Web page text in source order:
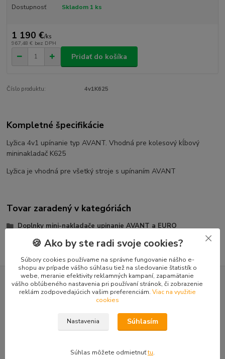
Dostupnosť Skladom 1 ks
1 190 €/ks
967,48 € bez DPH
Pridať do košíka
Číslo produktu: 4v1K625
Kompletné špecifikácie
Lyžica 4v1 upínanie typ AVANT. Vhodná pre kolesový kĺbový
mininakladač K625
Lyžica je vhodná pre všetký stroje s upínaním AVANT
Tovar zaradený v kategóriách
Doplnky mini-nakladače upinanie AVANT a EURO
Nepremeškajte novinky, akcie a
zľavy!
🍪 Ako by ste radi svoje cookies?
Súbory cookies používame na správne fungovanie nášho e-
shopu av prípade vášho súhlasu tiež na sledovanie štatistík o
webe, meranie efektivity reklamných kampaní, zapamätanie
vášho obľúbeného nastavenia pri používaní stránok, či zobrazenie
reklám zodpovedajúcich vašim preferenciám. Viac na využitie
cookies
Nastavenia Súhlasím
Súhlas môžete odmietnuťtu.